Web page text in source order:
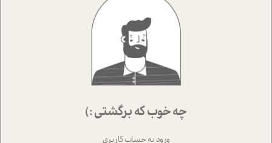
چه خوب که برگشتی :)
ورود به حساب کاربری